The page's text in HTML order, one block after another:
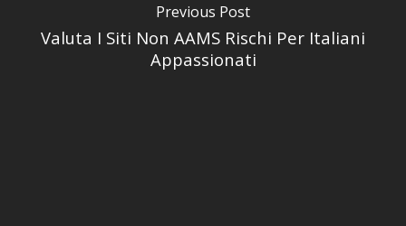
Previous Post
Valuta I Siti Non AAMS Rischi Per Italiani
Appassionati